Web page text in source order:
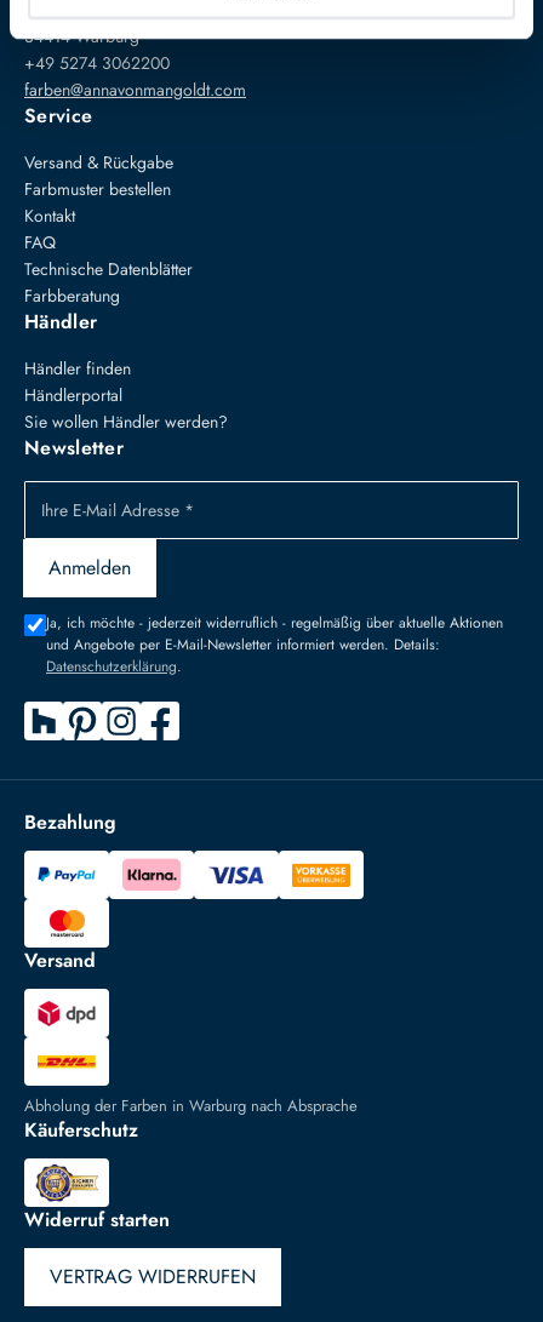
34414 Warburg
+49 5274 3062200
farben@annavonmangoldt.com
Service
Versand & Rückgabe
Farbmuster bestellen
Kontakt
FAQ
Technische Datenblätter
Farbberatung
Händler
Händler finden
Händlerportal
Sie wollen Händler werden?
Newsletter
Ihre E-Mail Adresse *
Anmelden
Ja, ich möchte - jederzeit widerruflich - regelmäßig über aktuelle Aktionen
und Angebote per E-Mail-Newsletter informiert werden. Details:
Datenschutzerklärung.
Bezahlung
Versand
Abholung der Farben in Warburg nach Absprache
Käuferschutz
Widerruf starten
VERTRAG WIDERRUFEN